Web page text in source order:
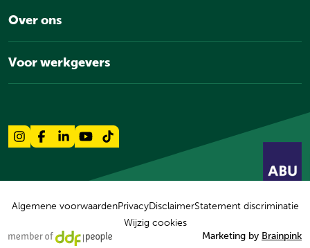
Over ons
Voor werkgevers
Marketing by Brainpink
Algemene voorwaardenPrivacyDisclaimerStatement discriminatie
Wijzig cookies